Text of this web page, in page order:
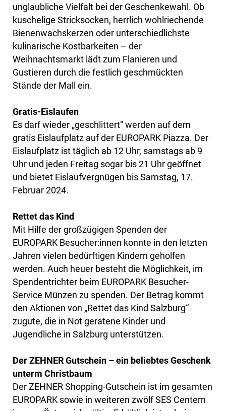
unglaubliche Vielfalt bei der Geschenkewahl. Ob
kuschelige Stricksocken, herrlich wohlriechende
Bienenwachskerzen oder unterschiedlichste
kulinarische Kostbarkeiten – der
Weihnachtsmarkt lädt zum Flanieren und
Gustieren durch die festlich geschmückten
Stände der Mall ein.
Gratis-Eislaufen
Es darf wieder „geschlittert“ werden auf dem
gratis Eislaufplatz auf der EUROPARK Piazza. Der
Eislaufplatz ist täglich ab 12 Uhr, samstags ab 9
Uhr und jeden Freitag sogar bis 21 Uhr geöffnet
und bietet Eislaufvergnügen bis Samstag, 17.
Februar 2024.
Rettet das Kind
Mit Hilfe der großzügigen Spenden der
EUROPARK Besucher:innen konnte in den letzten
Jahren vielen bedürftigen Kindern geholfen
werden. Auch heuer besteht die Möglichkeit, im
Spendentrichter beim EUROPARK Besucher-
Service Münzen zu spenden. Der Betrag kommt
den Aktionen von „Rettet das Kind Salzburg“
zugute, die in Not geratene Kinder und
Jugendliche in Salzburg unterstützen.
Der ZEHNER Gutschein – ein beliebtes Geschenk
unterm Christbaum
Der ZEHNER Shopping-Gutschein ist im gesamten
EUROPARK sowie in weiteren zwölf SES Centern